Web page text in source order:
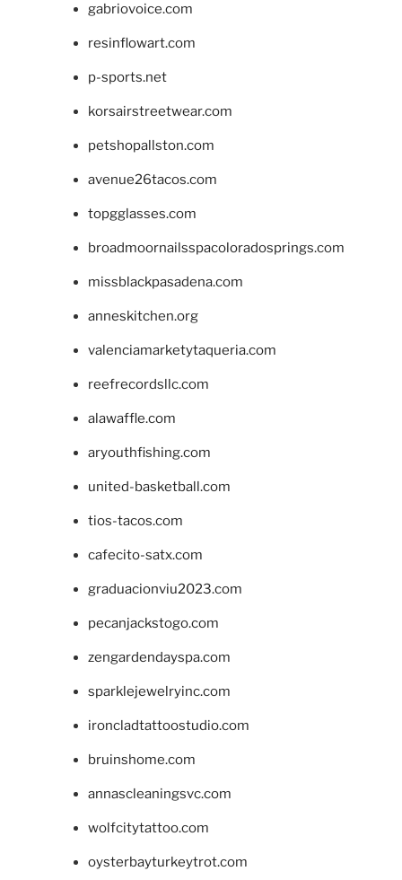
gabriovoice.com
resinflowart.com
p-sports.net
korsairstreetwear.com
petshopallston.com
avenue26tacos.com
topgglasses.com
broadmoornailsspacoloradosprings.com
missblackpasadena.com
anneskitchen.org
valenciamarketytaqueria.com
reefrecordsllc.com
alawaffle.com
aryouthfishing.com
united-basketball.com
tios-tacos.com
cafecito-satx.com
graduacionviu2023.com
pecanjackstogo.com
zengardendayspa.com
sparklejewelryinc.com
ironcladtattoostudio.com
bruinshome.com
annascleaningsvc.com
wolfcitytattoo.com
oysterbayturkeytrot.com